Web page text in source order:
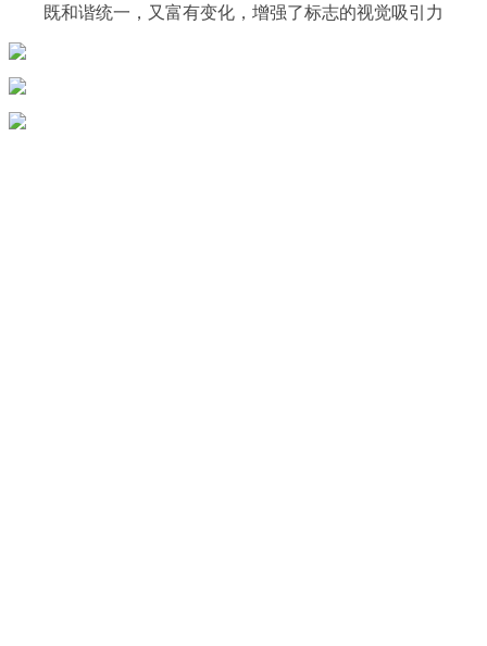
既和谐统一，又富有变化，增强了标志的视觉吸引力